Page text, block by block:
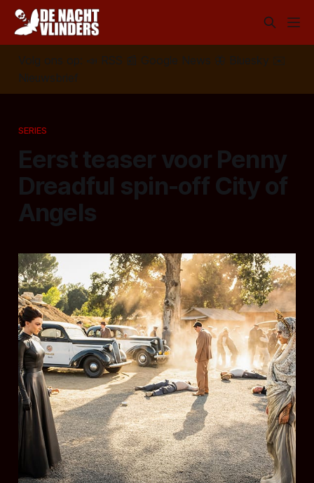
Volg ons op: 📣 RSS 📰 Google News 🦋 Bluesky
✉️
Nieuwsbrief
SERIES
Eerst teaser voor Penny
Dreadful spin-off City of
Angels